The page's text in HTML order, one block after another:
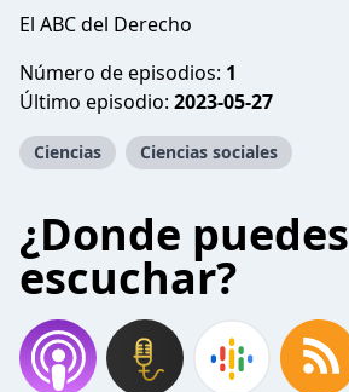
El ABC del Derecho
Número de episodios: 1
Último episodio: 2023-05-27
Ciencias Ciencias sociales
¿Donde puedes
escuchar?